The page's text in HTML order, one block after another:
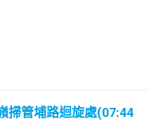
掃管埔路迴旋處(07:44